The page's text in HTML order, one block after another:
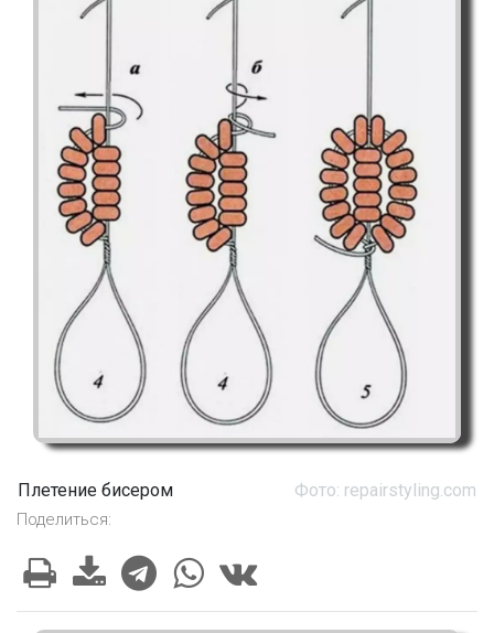
Плетение бисером Фото: repairstyling.com
Поделиться: